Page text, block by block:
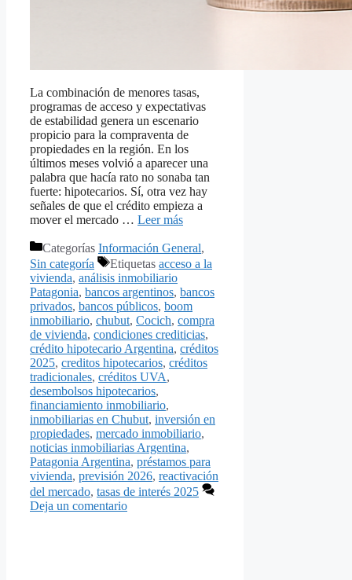
La combinación de menores tasas,
programas de acceso y expectativas
de estabilidad genera un escenario
propicio para la compraventa de
propiedades en la región. En los
últimos meses volvió a aparecer una
palabra que hacía rato no sonaba tan
fuerte: hipotecarios. Sí, otra vez hay
señales de que el crédito empieza a
mover el mercado … Leer más
Categorías Información General,
Sin categoría
Etiquetas acceso a la
vivienda, análisis inmobiliario
Patagonia, bancos argentinos, bancos
privados, bancos públicos, boom
inmobiliario, chubut, Cocich, compra
de vivienda, condiciones crediticias,
crédito hipotecario Argentina, créditos
2025, creditos hipotecarios, créditos
tradicionales, créditos UVA,
desembolsos hipotecarios,
financiamiento inmobiliario,
inmobiliarias en Chubut, inversión en
propiedades, mercado inmobiliario,
noticias inmobiliarias Argentina,
Patagonia Argentina, préstamos para
vivienda, previsión 2026, reactivación
del mercado, tasas de interés 2025
Deja un comentario